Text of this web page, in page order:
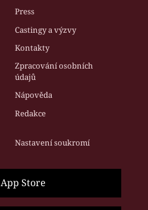
Press
Castingy a výzvy
Kontakty
Zpracování osobních
údajů
Nápověda
Redakce
Nastavení soukromí
App Store